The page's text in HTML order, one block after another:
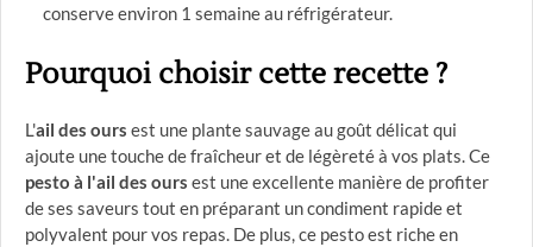
conserve environ 1 semaine au réfrigérateur.
Pourquoi choisir cette recette ?
L'ail des ours est une plante sauvage au goût délicat qui
ajoute une touche de fraîcheur et de légèreté à vos plats. Ce
pesto à l'ail des ours est une excellente manière de profiter
de ses saveurs tout en préparant un condiment rapide et
polyvalent pour vos repas. De plus, ce pesto est riche en